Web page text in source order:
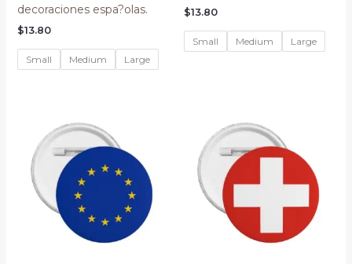
decoraciones espa?olas.
$13.80
Small Medium Large
$13.80
Small Medium Large